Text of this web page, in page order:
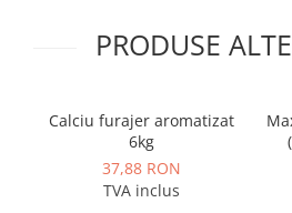
PRODUSE
Calciu furajer aromatizat
6kg
37,88 RON
TVA inclus